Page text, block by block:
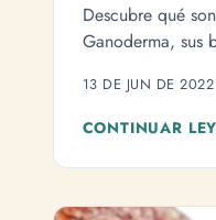
Descubre qué
Ganoderma, sus
productos de
13 DE JUN DE 2022
CONTINUAR